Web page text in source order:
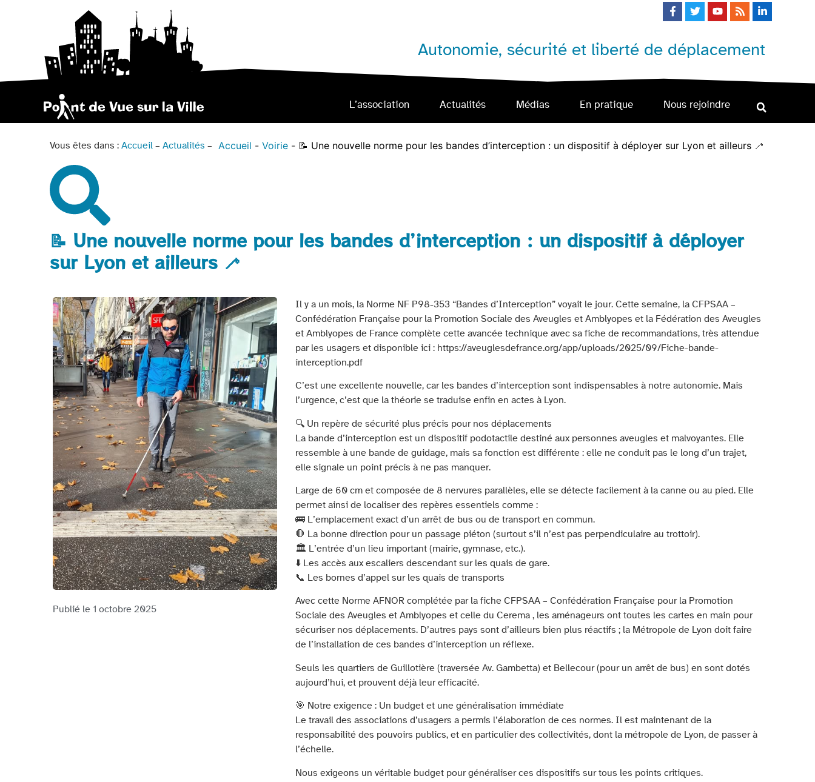
Autonomie, sécurité et liberté de déplacement
L’association Actualités Médias En pratique Nous rejoindre
Vous êtes dans : Accueil – Actualités – Accueil Voirie 📝 Une nouvelle norme pour les bandes d’interception : un dispositif à déployer sur Lyon et ailleurs 🦯
📝 Une nouvelle norme pour les bandes d’interception : un dispositif à déployer
sur Lyon et ailleurs 🦯
Publié le 1 octobre 2025
Il y a un mois, la Norme NF P98-353 “Bandes d’Interception” voyait le jour. Cette semaine, la CFPSAA –
Confédération Française pour la Promotion Sociale des Aveugles et Amblyopes et la Fédération des Aveugles
et Amblyopes de France complète cette avancée technique avec sa fiche de recommandations, très attendue
par les usagers et disponible ici : https://aveuglesdefrance.org/app/uploads/2025/09/Fiche-bande-
interception.pdf
C’est une excellente nouvelle, car les bandes d’interception sont indispensables à notre autonomie. Mais
l’urgence, c’est que la théorie se traduise enfin en actes à Lyon.
🔍 Un repère de sécurité plus précis pour nos déplacements
La bande d’interception est un dispositif podotactile destiné aux personnes aveugles et malvoyantes. Elle
ressemble à une bande de guidage, mais sa fonction est différente : elle ne conduit pas le long d’un trajet,
elle signale un point précis à ne pas manquer.
Large de 60 cm et composée de 8 nervures parallèles, elle se détecte facilement à la canne ou au pied. Elle
permet ainsi de localiser des repères essentiels comme :
🚌 L’emplacement exact d’un arrêt de bus ou de transport en commun.
🛑 La bonne direction pour un passage piéton (surtout s’il n’est pas perpendiculaire au trottoir).
🏛️ L’entrée d’un lieu important (mairie, gymnase, etc.).
⬇️ Les accès aux escaliers descendant sur les quais de gare.
📞 Les bornes d’appel sur les quais de transports
Avec cette Norme AFNOR complétée par la fiche CFPSAA – Confédération Française pour la Promotion
Sociale des Aveugles et Amblyopes et celle du Cerema , les aménageurs ont toutes les cartes en main pour
sécuriser nos déplacements. D’autres pays sont d’ailleurs bien plus réactifs ; la Métropole de Lyon doit faire
de l’installation de ces bandes d’interception un réflexe.
Seuls les quartiers de Guillotière (traversée Av. Gambetta) et Bellecour (pour un arrêt de bus) en sont dotés
aujourd’hui, et prouvent déjà leur efficacité.
🎯 Notre exigence : Un budget et une généralisation immédiate
Le travail des associations d’usagers a permis l’élaboration de ces normes. Il est maintenant de la
responsabilité des pouvoirs publics, et en particulier des collectivités, dont la métropole de Lyon, de passer à
l’échelle.
Nous exigeons un véritable budget pour généraliser ces dispositifs sur tous les points critiques.